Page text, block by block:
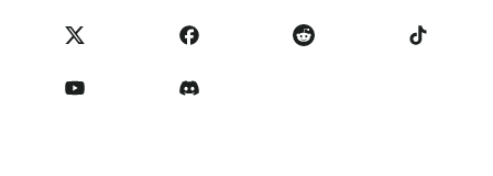
NoOnes 상태
개인정보 처리방침
Terms of Service
문의하기